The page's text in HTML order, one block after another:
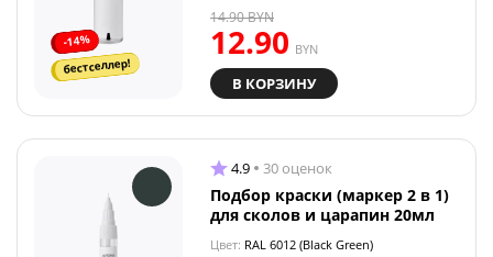
-14%
бестселлер!
12.90 BYN
14.90BYN
В КОРЗИНУ
4.9 30 оценок
Подбор краски (маркер 2 в 1)
для сколов и царапин 20мл
Цвет: RAL 6012 (Black Green)